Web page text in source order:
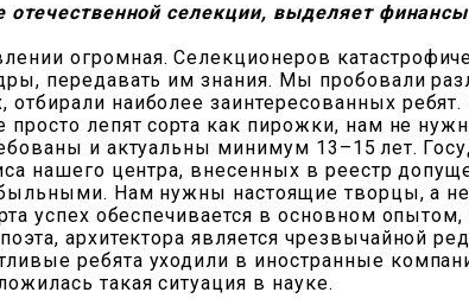
отечественной селекции, выделяет
огромная. Селекционеров
передавать им знания. Мы пробовали
наиболее заинтересованных
лепят сорта как пирожки, нам не
и актуальны минимум 13–15 лет.
нашего центра, внесенных в реестр
Нам нужны настоящие творцы, а
успех обеспечивается в основном опытом,
архитектора является чрезвычайной
ребята уходили в иностранные
такая ситуация в науке.